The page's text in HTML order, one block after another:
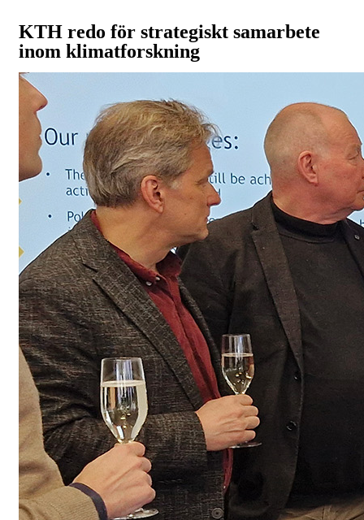
KTH redo för strategiskt samarbete
inom klimatforskning